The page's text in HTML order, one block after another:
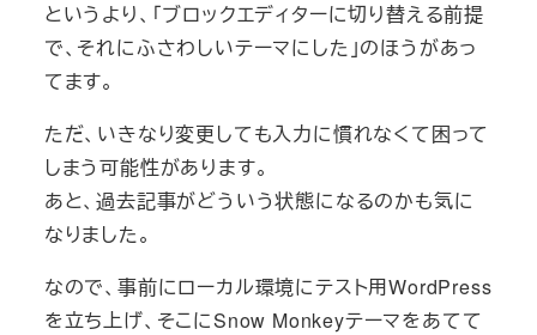
というより、「ブロックエディターに切り替える前提
で、それにふさわしいテーマにした」のほうがあっ
てます。
ただ、いきなり変更しても入力に慣れなくて困って
しまう可能性があります。
あと、過去記事がどういう状態になるのかも気に
なりました。
なので、事前にローカル環境にテスト用WordPress
を立ち上げ、そこにSnow Monkeyテーマをあてて